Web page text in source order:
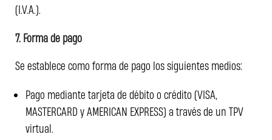
(I.V.A.).
7. Forma de pago
Se establece como forma de pago los siguientes medios:
Pago mediante tarjeta de débito o crédito (VISA,
MASTERCARD y AMERICAN EXPRESS) a través de un TPV
virtual.